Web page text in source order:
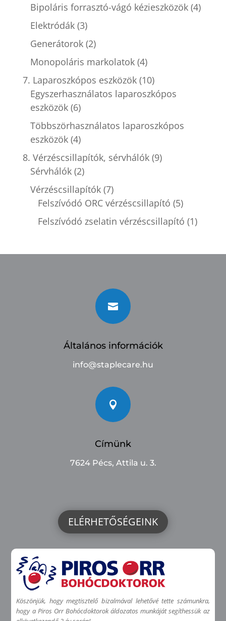
Bipoláris forrasztó-vágó kézieszközök (4)
Elektródák (3)
Generátorok (2)
Monopoláris markolatok (4)
7. Laparoszkópos eszközök (10)
Egyszerhasználatos laparoszkópos
eszközök (6)
Többszörhasználatos laparoszkópos
eszközök (4)
8. Vérzéscsillapítók, sérvhálók (9)
Sérvhálók (2)
Vérzéscsillapítók (7)
Felszívódó ORC vérzéscsillapító (5)
Felszívódó zselatin vérzéscsillapító (1)

Általános információk
info@staplecare.hu

Címünk
7624 Pécs, Attila u. 3.
ELÉRHETŐSÉGEINK
Köszönjük, hogy megtisztelő bizalmával lehetővé tette számunkra,
hogy a Piros Orr Bohócdoktorok áldozatos munkáját segíthessük az